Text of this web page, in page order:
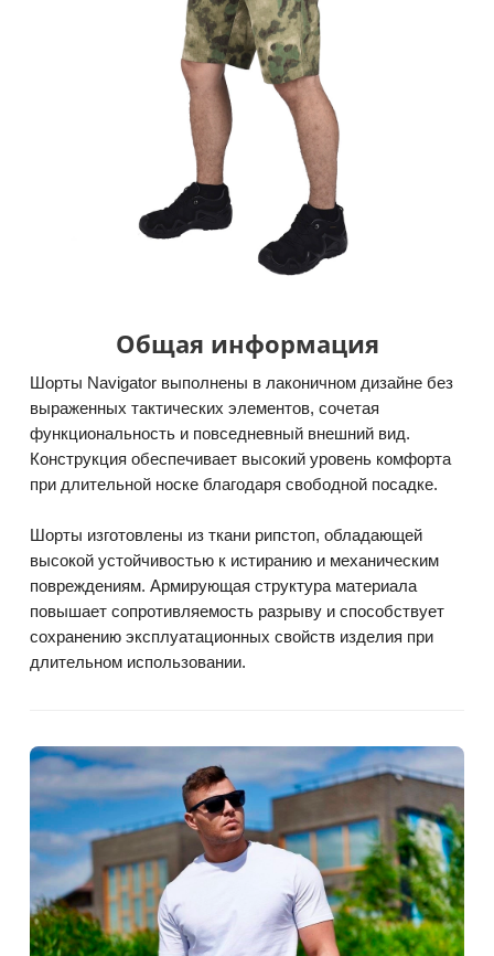
Общая информация
Шорты Navigator выполнены в лаконичном дизайне без
выраженных тактических элементов, сочетая
функциональность и повседневный внешний вид.
Конструкция обеспечивает высокий уровень комфорта
при длительной носке благодаря свободной посадке.
Шорты изготовлены из ткани рипстоп, обладающей
высокой устойчивостью к истиранию и механическим
повреждениям. Армирующая структура материала
повышает сопротивляемость разрыву и способствует
сохранению эксплуатационных свойств изделия при
длительном использовании.